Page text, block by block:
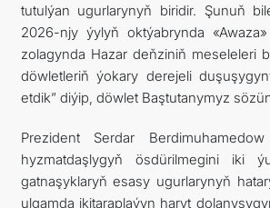
tutulýan ugurlarynyň biridir. Şunuň
2026-njy ýylyň oktýabrynda
zolagynda Hazar deňziniň meseleleri
döwletleriň ýokary derejeli
etdik” diýip, döwlet Baştutanymyz
Prezident Serdar
hyzmatdaşlygyň ösdürilmegini iki
gatnaşyklaryň esasy ugurlarynyň
ulgamda ikitaraplaýyn haryt